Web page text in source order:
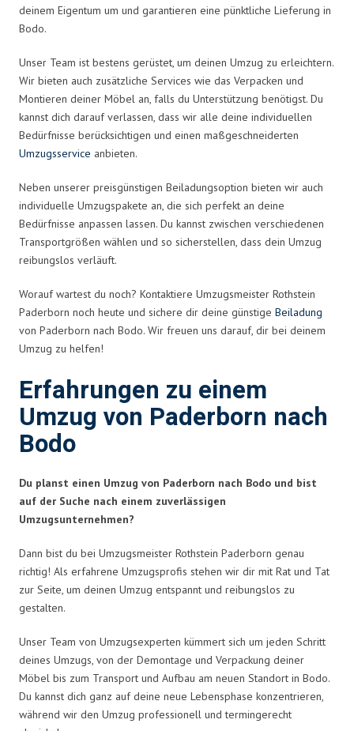
deinem Eigentum um und garantieren eine pünktliche Lieferung in
Bodo.
Unser Team ist bestens gerüstet, um deinen Umzug zu erleichtern.
Wir bieten auch zusätzliche Services wie das Verpacken und
Montieren deiner Möbel an, falls du Unterstützung benötigst. Du
kannst dich darauf verlassen, dass wir alle deine individuellen
Bedürfnisse berücksichtigen und einen maßgeschneiderten
Umzugsservice anbieten.
Neben unserer preisgünstigen Beiladungsoption bieten wir auch
individuelle Umzugspakete an, die sich perfekt an deine
Bedürfnisse anpassen lassen. Du kannst zwischen verschiedenen
Transportgrößen wählen und so sicherstellen, dass dein Umzug
reibungslos verläuft.
Worauf wartest du noch? Kontaktiere Umzugsmeister Rothstein
Paderborn noch heute und sichere dir deine günstige Beiladung
von Paderborn nach Bodo. Wir freuen uns darauf, dir bei deinem
Umzug zu helfen!
Erfahrungen zu einem
Umzug von Paderborn nach
Bodo
Du planst einen Umzug von Paderborn nach Bodo und bist
auf der Suche nach einem zuverlässigen
Umzugsunternehmen?
Dann bist du bei Umzugsmeister Rothstein Paderborn genau
richtig! Als erfahrene Umzugsprofis stehen wir dir mit Rat und Tat
zur Seite, um deinen Umzug entspannt und reibungslos zu
gestalten.
Unser Team von Umzugsexperten kümmert sich um jeden Schritt
deines Umzugs, von der Demontage und Verpackung deiner
Möbel bis zum Transport und Aufbau am neuen Standort in Bodo.
Du kannst dich ganz auf deine neue Lebensphase konzentrieren,
während wir den Umzug professionell und termingerecht